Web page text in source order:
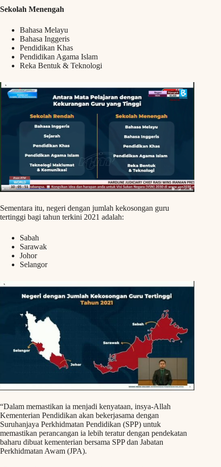
Sekolah Menengah
Bahasa Melayu
Bahasa Inggeris
Pendidikan Khas
Pendidikan Agama Islam
Reka Bentuk & Teknologi
Sementara itu, negeri dengan jumlah kekosongan guru
tertinggi bagi tahun terkini 2021 adalah:
Sabah
Sarawak
Johor
Selangor
“Dalam memastikan ia menjadi kenyataan, insya-Allah
Kementerian Pendidikan akan bekerjasama dengan
Suruhanjaya Perkhidmatan Pendidikan (SPP) untuk
memastikan perancangan ia lebih teratur dengan pendekatan
baharu dibuat kementerian bersama SPP dan Jabatan
Perkhidmatan Awam (JPA).